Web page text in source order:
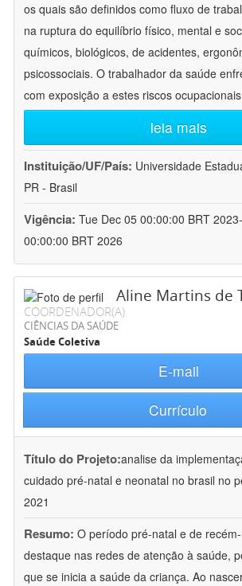
os quais são definidos como fluxo de
na ruptura do equilíbrio físico, mental e
químicos, biológicos, de acidentes,
psicossociais. O trabalhador da saúde
com exposição a estes riscos
leia mais
Instituição/UF/País: Universidade
PR - Brasil
Vigência: Tue Dec 05 00:00:00 BRT
00:00:00 BRT 2026
Aline Martins de
COORDENADOR(A)
CIÊNCIAS DA SAÚDE
Saúde Coletiva
E-mail
Currículo
Título do Projeto:analise da
cuidado pré-natal e neonatal no brasil no
2021
Resumo: O período pré-natal e de
destaque nas redes de atenção à saúde,
que se inicia a saúde da criança. Ao